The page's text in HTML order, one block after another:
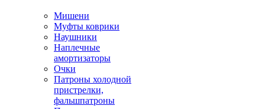
Мишени
Муфты коврики
Наушники
Наплечные
амортизаторы
Очки
Патроны холодной
пристрелки,
фальшпатроны